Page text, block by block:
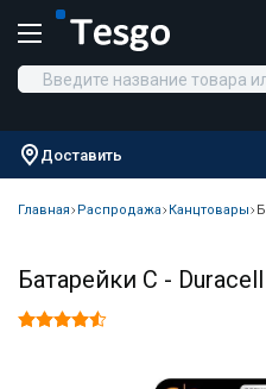
Доставить
Главная Распродажа Канцтовары
Батарейки C -